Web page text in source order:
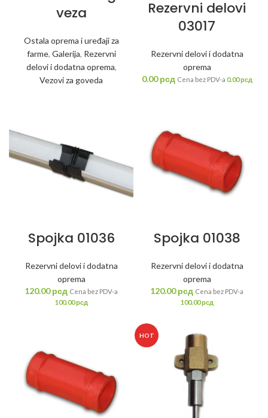
veza
Ostala oprema i uređaji za
farme, Galerija, Rezervni
delovi i dodatna oprema,
Vezovi za goveda
Rezervni delovi
03017
Rezervni delovi i dodatna
oprema
0.00рсд Cena bez PDV-a 0.00рсд
Spojka 01036
Rezervni delovi i dodatna
oprema
120.00рсд Cena bez PDV-a
100.00рсд
Spojka 01038
Rezervni delovi i dodatna
oprema
120.00рсд Cena bez PDV-a
100.00рсд
HOT